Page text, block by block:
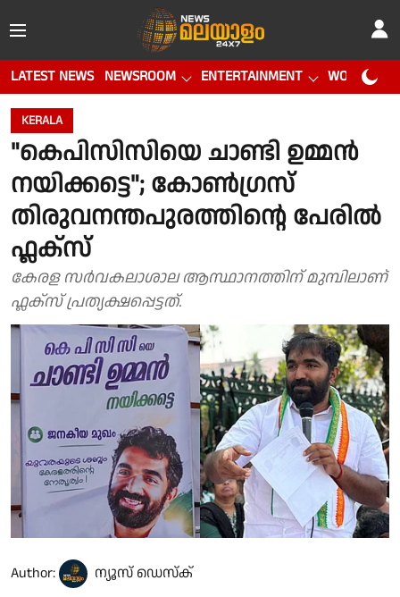
LATEST NEWS NEWSROOM ENTERTAINMENT WORLD CUP
KERALA
"കെപിസിസിയെ ചാണ്ടി ഉമ്മൻ
നയിക്കട്ടെ"; കോൺഗ്രസ്
തിരുവനന്തപുരത്തിൻ്റെ പേരിൽ
ഫ്ലക്സ്
കേരള സർവകലാശാല ആസ്ഥാനത്തിന് മുമ്പിലാണ്
ഫ്ലക്സ് പ്രത്യക്ഷപ്പെട്ടത്.
Author: ന്യൂസ് ഡെസ്ക്